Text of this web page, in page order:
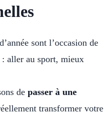
sont l’occasion de
: aller au sport, mieux
de passer à une
transformer votre